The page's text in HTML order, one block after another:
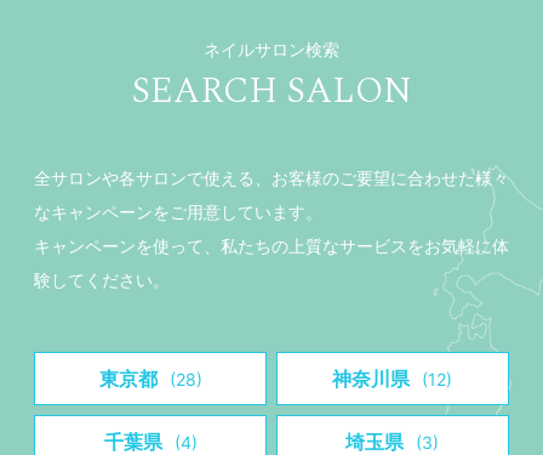
ネイルサロン検索
SEARCH SALON
全サロンや各サロンで使える、お客様のご要望に合わせた様々
なキャンペーンをご用意しています。
キャンペーンを使って、私たちの上質なサービスをお気軽に体
験してください。
東京都 (28) 神奈川県 (12)
千葉県 (4) 埼玉県 (3)